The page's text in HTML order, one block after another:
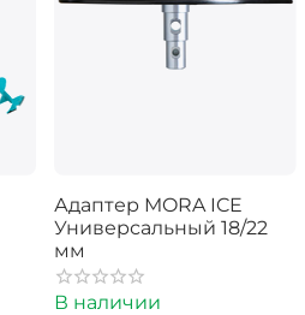
Адаптер MORA ICE
Универсальный 18/22
мм
В наличии